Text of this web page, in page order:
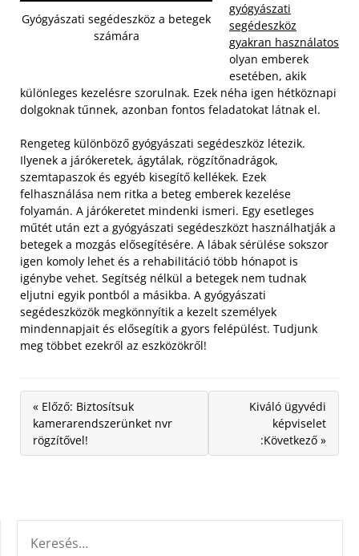
Gyógyászati segédeszköz a betegek
számára
gyógyászati
segédeszköz
gyakran használatos
olyan emberek
esetében, akik
különleges kezelésre szorulnak. Ezek néha igen hétköznapi
dolgoknak tűnnek, azonban fontos feladatokat látnak el.
Rengeteg különböző gyógyászati segédeszköz létezik.
Ilyenek a járókeretek, ágytálak, rögzítőnadrágok,
szemtapaszok és egyéb kisegítő kellékek. Ezek
felhasználása nem ritka a beteg emberek kezelése
folyamán. A járókeretet mindenki ismeri. Egy esetleges
műtét után ezt a gyógyászati segédeszközt használhatják a
betegek a mozgás elősegítésére. A lábak sérülése sokszor
igen komoly lehet és a rehabilitáció több hónapot is
igénybe vehet. Segítség nélkül a betegek nem tudnak
eljutni egyik pontból a másikba. A gyógyászati
segédeszközök megkönnyítik a kezelt személyek
mindennapjait és elősegítik a gyors felépülést. Tudjunk
meg többet ezekről az eszközökről!
« Előző: Biztosítsuk
kamerarendszerünket nvr
rögzítővel!
Kiváló ügyvédi
képviselet
:Következő »